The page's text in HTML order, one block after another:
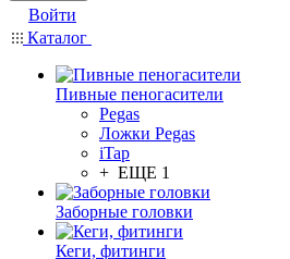
Войти
Каталог
Пивные пеногасители
Pegas
Ложки Pegas
iTap
+ ЕЩЕ 1
Заборные головки
Кеги, фитинги